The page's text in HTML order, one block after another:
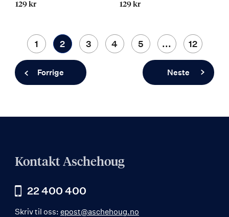
129 kr 129 kr
Side
Side
Forrige
Side
1
You're
currently
reading
2 Side
3 Side
4 Side
5 ... Side
12
Side
Neste
Kontakt Aschehoug
22 400 400
Skriv til oss: epost@aschehoug.no